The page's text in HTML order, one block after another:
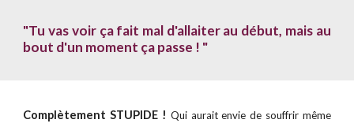
"Tu vas voir ça fait mal d'allaiter au début, mais au
bout d'un moment ça passe ! "
Complètement STUPIDE ! Qui aurait envie de souffrir même